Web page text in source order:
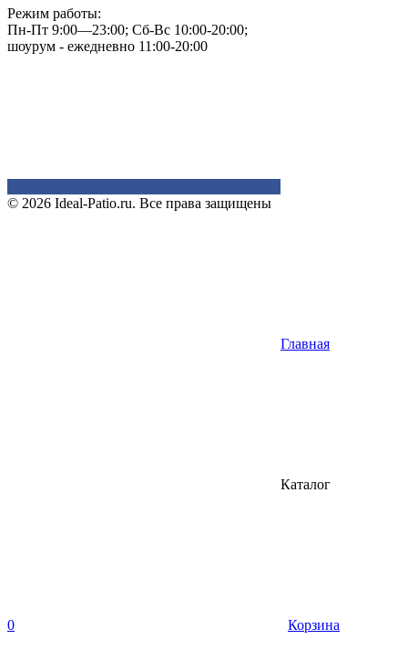
Режим работы:
Пн-Пт 9:00—23:00; Сб-Вс 10:00-20:00;
шоурум - ежедневно 11:00-20:00
© 2026 Ideal-Patio.ru. Все права защищены
Главная
Каталог
0 Корзина